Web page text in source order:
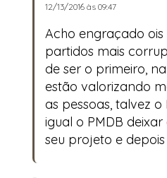
12/13/2016 às 09:47
Acho engraçado
partidos mais
de ser o primeiro,
estão valorizando
as pessoas, talvez
igual o PMDB
seu projeto e depois